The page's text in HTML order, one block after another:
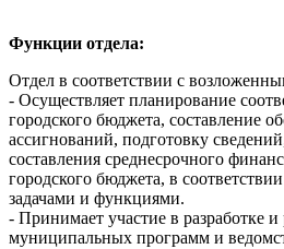
Функции отдела:
Отдел в соответствии с
- Осуществляет планирование
городского бюджета, составление
ассигнований, подготовку
составления среднесрочного
городского бюджета, в
задачами и функциями.
- Принимает участие в разработке и
муниципальных программ и